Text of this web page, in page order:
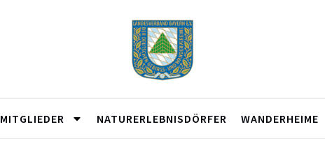
MITGLIEDER NATURERLEBNISDÖRFER WANDERHEIME